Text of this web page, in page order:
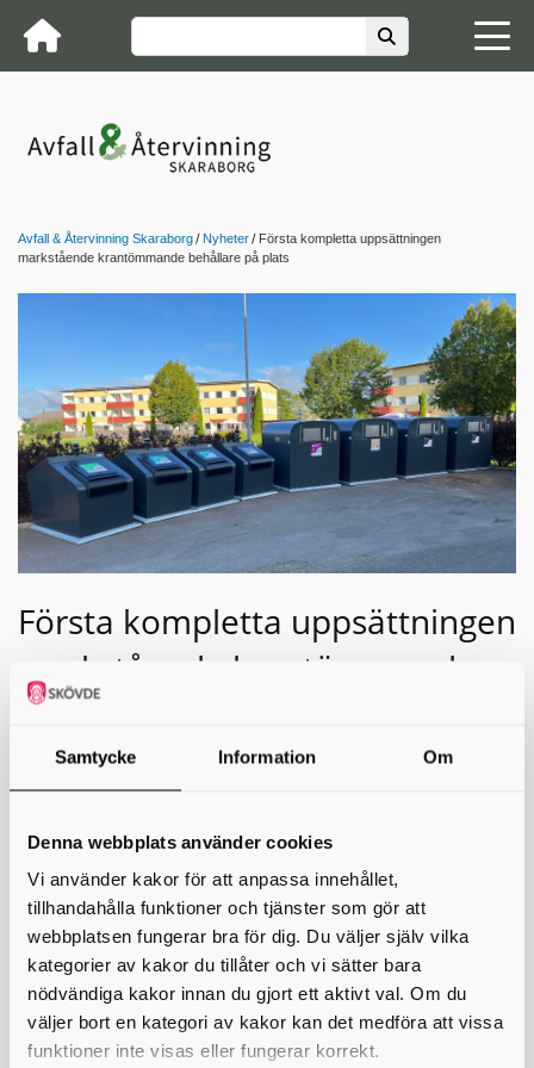
Samtycke Information Om
Denna webbplats använder cookies
Vi använder kakor för att anpassa innehållet,
tillhandahålla funktioner och tjänster som gör att
webbplatsen fungerar bra för dig. Du väljer själv vilka
kategorier av kakor du tillåter och vi sätter bara
nödvändiga kakor innan du gjort ett aktivt val. Om du
väljer bort en kategori av kakor kan det medföra att vissa
funktioner inte visas eller fungerar korrekt.
Avfall & Återvinning Skaraborg Nyheter
Första kompletta uppsättningen
markstående krantömmande behållare på plats
Första kompletta uppsättningen
markstående krantömmande
behållare på plats
Nu är vår allra första kompletta uppsättning av
markstående, krantömmande avfallsbehållare på
och smidigare för både boende och fastighetsägare –
samtidigt som miljön och stadsmiljön vinner på ett
snyggt och välordnat system.
De nya behållarna är framtagna för att kombinera funktion,
tillgänglighet och estetik. De underlättar tömning och drift,
uppfyller arbetsmiljökraven och bidrar till en renare och
tryggare miljö för alla.
– Det här är ett tydligt exempel på vad vi kan åstadkomma
tillsammans, när planering, samverkan och kvalitet